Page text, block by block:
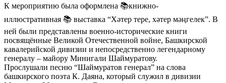
К мероприятию была оформлена 📚книжно-
иллюстративная 📚 выставка “Хәтер тере, хәтер мәңгелек”. В
ней были представлены военно-исторические книги
посвящённые Великой Отечественной войне, Башкирской
кавалерийской дивизии и непосредственно легендарному
генералу – майору Минигали Шаймуратову.
Прослушали песню “Шаймуратов генерал” на слова
башкирского поэта К. Даяна, который служил в дивизии